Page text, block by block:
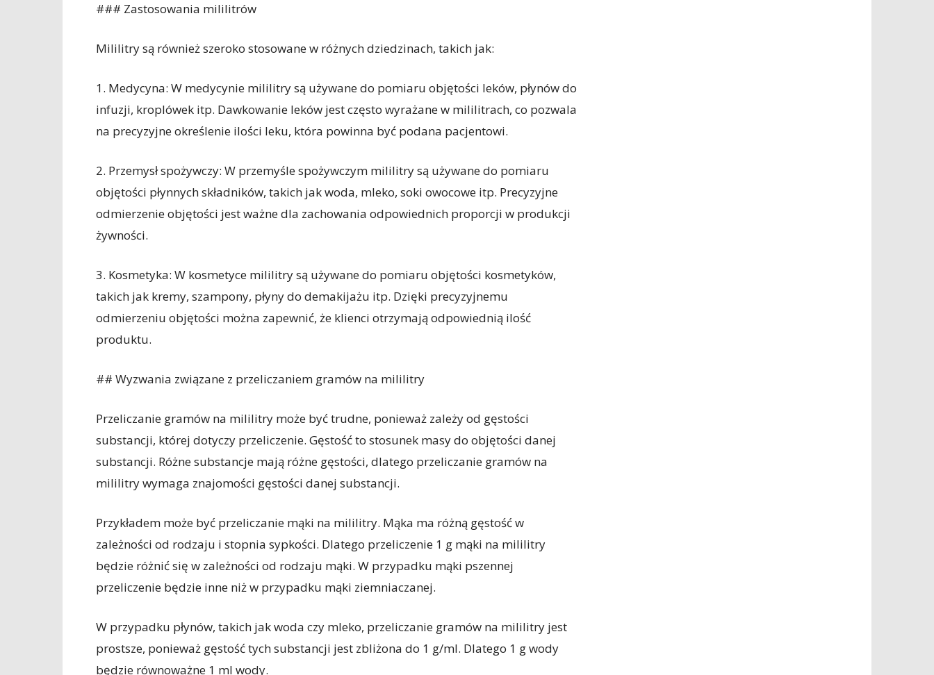
### Zastosowania mililitrów
Mililitry są również szeroko stosowane w różnych dziedzinach, takich jak:
1. Medycyna: W medycynie mililitry są używane do pomiaru objętości leków, płynów do
infuzji, kroplówek itp. Dawkowanie leków jest często wyrażane w mililitrach, co pozwala
na precyzyjne określenie ilości leku, która powinna być podana pacjentowi.
2. Przemysł spożywczy: W przemyśle spożywczym mililitry są używane do pomiaru
objętości płynnych składników, takich jak woda, mleko, soki owocowe itp. Precyzyjne
odmierzenie objętości jest ważne dla zachowania odpowiednich proporcji w produkcji
żywności.
3. Kosmetyka: W kosmetyce mililitry są używane do pomiaru objętości kosmetyków,
takich jak kremy, szampony, płyny do demakijażu itp. Dzięki precyzyjnemu
odmierzeniu objętości można zapewnić, że klienci otrzymają odpowiednią ilość
produktu.
## Wyzwania związane z przeliczaniem gramów na mililitry
Przeliczanie gramów na mililitry może być trudne, ponieważ zależy od gęstości
substancji, której dotyczy przeliczenie. Gęstość to stosunek masy do objętości danej
substancji. Różne substancje mają różne gęstości, dlatego przeliczanie gramów na
mililitry wymaga znajomości gęstości danej substancji.
Przykładem może być przeliczanie mąki na mililitry. Mąka ma różną gęstość w
zależności od rodzaju i stopnia sypkości. Dlatego przeliczenie 1 g mąki na mililitry
będzie różnić się w zależności od rodzaju mąki. W przypadku mąki pszennej
przeliczenie będzie inne niż w przypadku mąki ziemniaczanej.
W przypadku płynów, takich jak woda czy mleko, przeliczanie gramów na mililitry jest
prostsze, ponieważ gęstość tych substancji jest zbliżona do 1 g/ml. Dlatego 1 g wody
będzie równoważne 1 ml wody.